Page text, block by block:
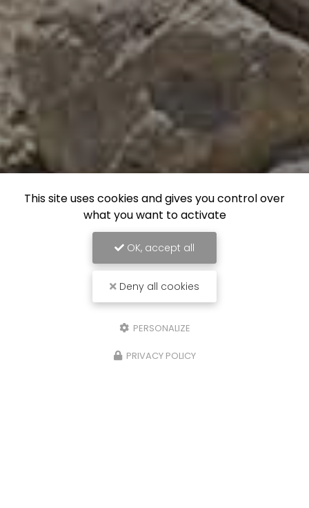
This site uses cookies and gives you control over
what you want to activate
OK, accept all
Deny all cookies
PERSONALIZE
PRIVACY POLICY